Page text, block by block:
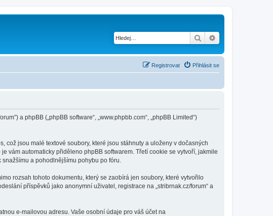
Hledat
Přihlásit se
Registrovat
a phpBB („phpBB software“, „www.phpbb.com“, „phpBB Limited“)
což jsou malé textové soubory, které jsou stáhnuty a uloženy v dočasných
vám automaticky přiděleno phpBB softwarem. Třetí cookie se vytvoří, jakmile
a pohodlnějšímu pohybu po fóru.
rozsah tohoto dokumentu, který se zaobírá jen soubory, které vytvořilo
příspěvků jako anonymní uživatel, registrace na „stribrnak.cz/forum“ a
e-mailovou adresu. Vaše osobní údaje pro váš účet na